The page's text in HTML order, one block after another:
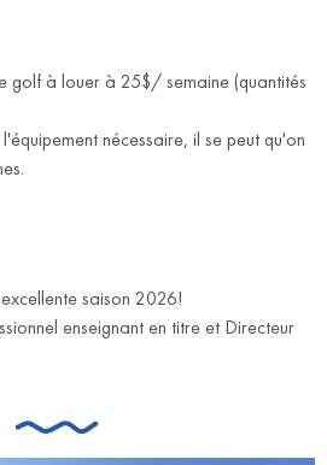
golf à louer à 25$/ semaine (quantités
nécessaire, il se peut qu'on
saison 2026!
enseignant en titre et Directeur